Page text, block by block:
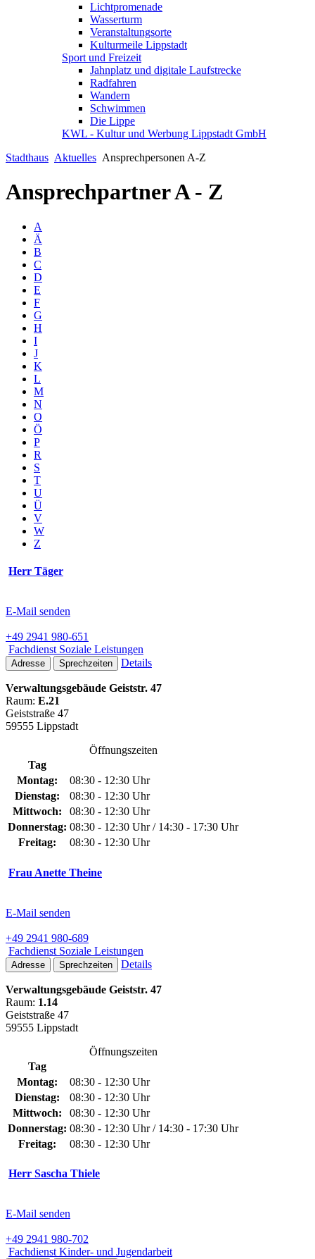
Lichtpromenade
Wasserturm
Veranstaltungsorte
Kulturmeile Lippstadt
Sport und Freizeit
Jahnplatz und digitale Laufstrecke
Radfahren
Wandern
Schwimmen
Die Lippe
KWL - Kultur und Werbung Lippstadt GmbH
Stadthaus Aktuelles Ansprechpersonen A-Z
Ansprechpartner A - Z
A
Ä
B
C
D
E
F
G
H
I
J
K
L
M
N
O
Ö
P
R
S
T
U
Ü
V
W
Z
Herr Täger
E-Mail senden
+49 2941 980-651
Fachdienst Soziale Leistungen
Adresse Sprechzeiten Details
Verwaltungsgebäude Geiststr. 47
Raum: E.21
Geiststraße 47
59555 Lippstadt
Öffnungszeiten
Tag
Montag:
08:30 - 12:30 Uhr
Dienstag:
08:30 - 12:30 Uhr
Mittwoch:
08:30 - 12:30 Uhr
Donnerstag: 08:30 - 12:30 Uhr / 14:30 - 17:30 Uhr
Freitag:
08:30 - 12:30 Uhr
Frau Anette Theine
E-Mail senden
+49 2941 980-689
Fachdienst Soziale Leistungen
Adresse Sprechzeiten Details
Verwaltungsgebäude Geiststr. 47
Raum: 1.14
Geiststraße 47
59555 Lippstadt
Öffnungszeiten
Tag
Montag:
08:30 - 12:30 Uhr
Dienstag:
08:30 - 12:30 Uhr
Mittwoch:
08:30 - 12:30 Uhr
Donnerstag: 08:30 - 12:30 Uhr / 14:30 - 17:30 Uhr
Freitag:
08:30 - 12:30 Uhr
Herr Sascha Thiele
E-Mail senden
+49 2941 980-702
Fachdienst Kinder- und Jugendarbeit